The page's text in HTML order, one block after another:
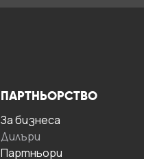
ПАРТНЬОРСТВО
За бизнесa
Дилъри
Партньори